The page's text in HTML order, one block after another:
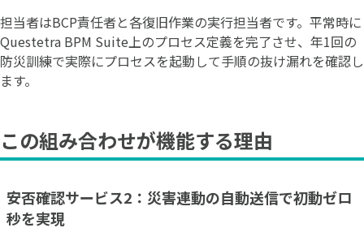
担当者はBCP責任者と各復旧作業の実行担当者です。平常時に
Questetra BPM Suite上のプロセス定義を完了させ、年1回の
防災訓練で実際にプロセスを起動して手順の抜け漏れを確認し
ます。
この組み合わせが機能する理由
安否確認サービス2：災害連動の自動送信で初動ゼロ
秒を実現